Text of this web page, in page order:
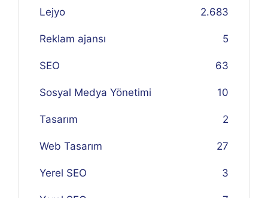
Lejyo 2.683
Reklam ajansı 5
SEO 63
Sosyal Medya Yönetimi 10
Tasarım 2
Web Tasarım 27
Yerel SEO 3